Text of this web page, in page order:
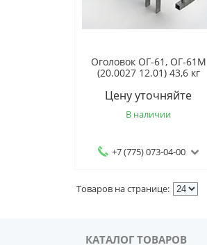
Оголовок ОГ-61, ОГ-61М
(20.0027 12.01) 43,6 кг
Цену уточняйте
В наличии
+7 (775) 073-04-00
КАТАЛОГ ТОВАРОВ